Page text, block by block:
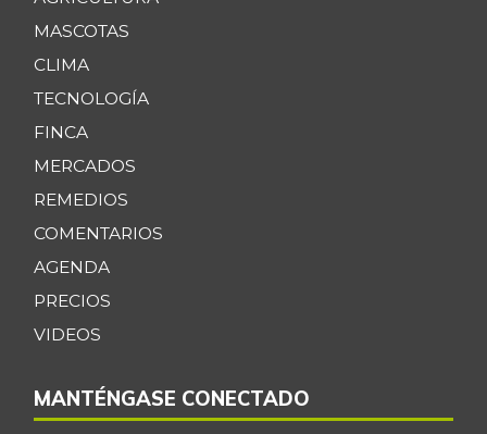
MASCOTAS
CLIMA
TECNOLOGÍA
FINCA
MERCADOS
REMEDIOS
COMENTARIOS
AGENDA
PRECIOS
VIDEOS
MANTÉNGASE CONECTADO